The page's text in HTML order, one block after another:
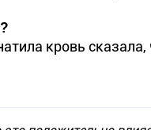
кровь сказала,